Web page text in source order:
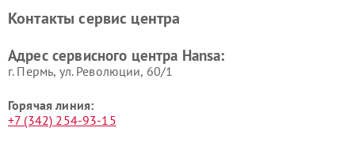
Контакты сервис центра
Адрес сервисного центра Hansa:
г. Пермь, ул. ​Революции, 60/1
Горячая линия:
+7 (342) 254-93-15